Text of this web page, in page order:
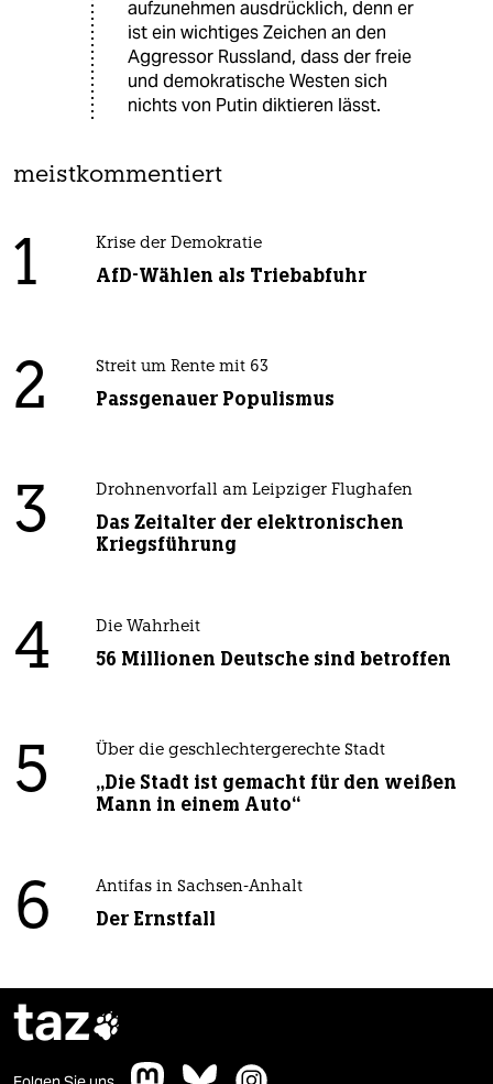
aufzunehmen ausdrücklich, denn er
ist ein wichtiges Zeichen an den
Aggressor Russland, dass der freie
und demokratische Westen sich
nichts von Putin diktieren lässt.
meistkommentiert
1 Krise der Demokratie
AfD-Wählen als Triebabfuhr
2 Streit um Rente mit 63
Passgenauer Populismus
3 Drohnenvorfall am Leipziger Flughafen
Das Zeitalter der elektronischen
Kriegsführung
4 Die Wahrheit
56 Millionen Deutsche sind betroffen
5 Über die geschlechtergerechte Stadt
„Die Stadt ist gemacht für den weißen
Mann in einem Auto“
6 Antifas in Sachsen-Anhalt
Der Ernstfall
taz